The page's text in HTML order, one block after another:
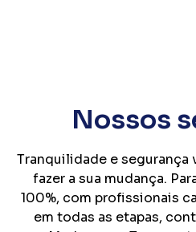
Nossos
Tranquilidade e segurança
fazer a sua mudança.
100%, com profissionais
em todas as etapas,